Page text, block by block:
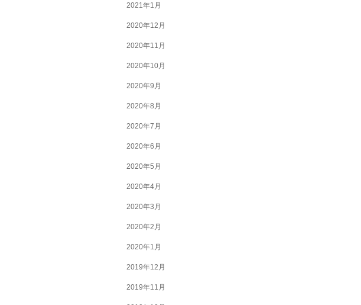
2021年1月
2020年12月
2020年11月
2020年10月
2020年9月
2020年8月
2020年7月
2020年6月
2020年5月
2020年4月
2020年3月
2020年2月
2020年1月
2019年12月
2019年11月